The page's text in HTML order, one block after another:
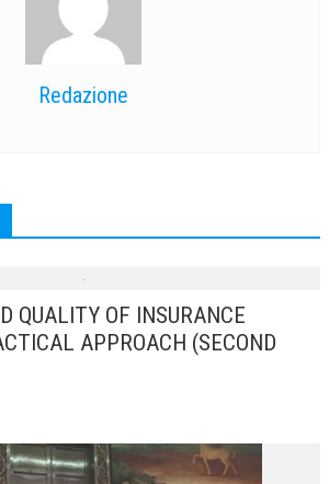
Redazione
QUALITY OF INSURANCE
APPROACH (SECOND